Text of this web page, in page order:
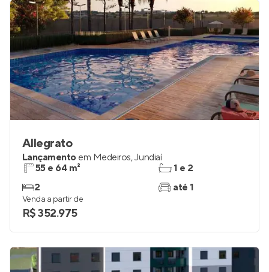
Allegrato
Lançamento em Medeiros,Jundiaí
55 e 64 m²
2
1 e 2
até 1
Venda a partir de
R$ 352.975